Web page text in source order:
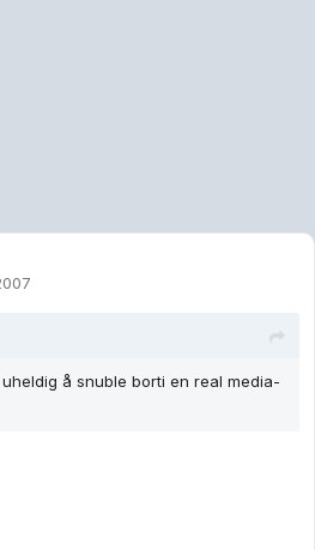
å snuble borti en real media-